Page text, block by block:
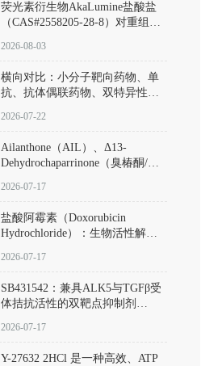
荧光素衍生物AkaLumine盐酸盐
（CAS#2558205-28-8）对重组萤
数（Km）为2.06 μM；其近红外
发光特性赋予优异的组织穿透能
力，大幅增强成像信噪比，从而
实现活体动物模型中极低给药剂
量下的高灵敏度、非侵入式生物
2026-08-03
横向对比：小分子靶向药物、单
抗、抗体偶联药物、双特异性抗
及应用瓶颈
2026-07-22
Ailanthone（AIL）、Δ13-
Dehydrochaparrinone（臭椿酮/臭
DKM货号 D806885
2026-07-17
盐酸阿霉素（Doxorubicin
Hydrochloride）：生物活性解
范
2026-07-17
SB431542：兼具ALK5与TGFβ受
体拮抗活性的双靶点抑制剂
D801067）
2026-07-17
Y-27632 2HCl 是一种高效、ATP